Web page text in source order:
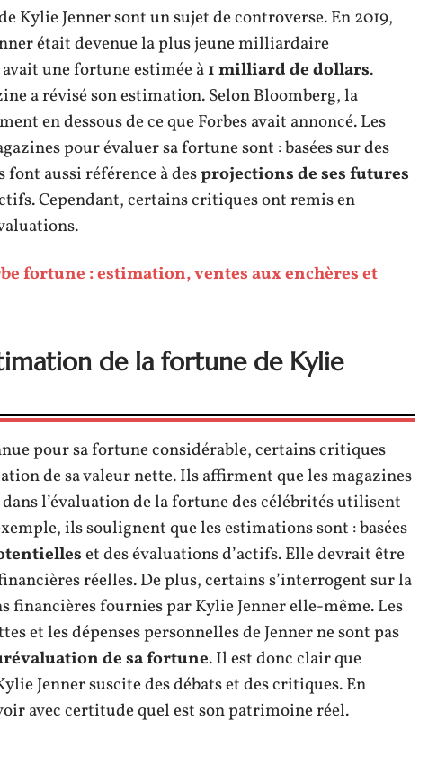
Kylie Jenner sont un sujet de controverse. En 2019,
était devenue la plus jeune milliardaire
une fortune estimée à1 milliard de dollars.
a révisé son estimation. Selon Bloomberg, la
en dessous de ce que Forbes avait annoncé. Les
pour évaluer sa fortune sont : basées sur des
font aussi référence à desprojections de ses futures
Cependant, certains critiques ont remis en
fortune : estimation, ventes aux enchères et
de la fortune de Kylie
pour sa fortune considérable, certains critiques
de sa valeur nette. Ils affirment que les magazines
l’évaluation de la fortune des célébrités utilisent
ils soulignent que les estimations sont : basées
et des évaluations d’actifs. Elle devrait être
réelles. De plus, certains s’interrogent sur la
financières fournies par Kylie Jenner elle-même. Les
et les dépenses personnelles de Jenner ne sont pas
de sa fortune. Il est donc clair que
Jenner suscite des débats et des critiques. En
avec certitude quel est son patrimoine réel.